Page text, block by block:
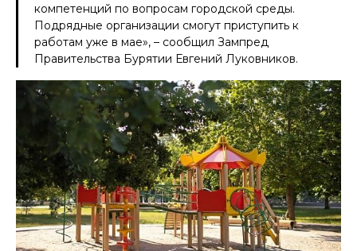
компетенций по вопросам городской среды.
Подрядные организации смогут приступить к
работам уже в мае», – сообщил Зампред
Правительства Бурятии Евгений Луковников.